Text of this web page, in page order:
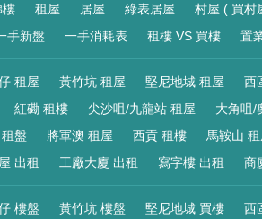
樓 租屋 居屋 綠表居屋 村屋 ( 買村
手新盤 一手消耗表 租樓 VS 買樓 置
租屋 黃竹坑 租屋 堅尼地城 租屋 西
紅磡 租樓 尖沙咀/九龍站 租屋 大角咀/
盤 將軍澳 租屋 西貢 租樓 馬鞍山 租
出租 工廠大廈 出租 寫字樓 出租 商
樓盤 黃竹坑 樓盤 堅尼地城 買樓 西